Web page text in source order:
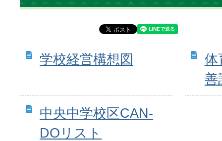
学校経営構想図
体
善
中央中学校区CAN-
DOリスト